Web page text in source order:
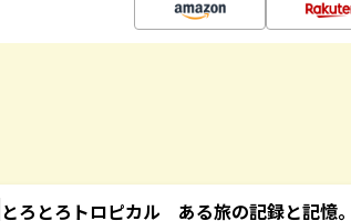
とろとろトロピカル ある旅の記録と記